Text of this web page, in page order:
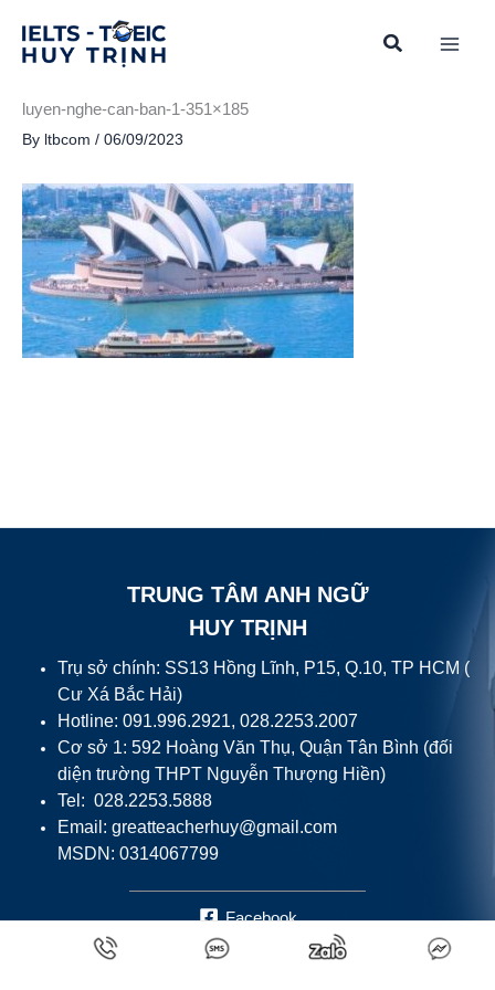
content
luyen-nghe-can-ban-1-351×185
By ltbcom / 06/09/2023
TRUNG TÂM ANH NGỮ
HUY TRỊNH
Trụ sở chính: SS13 Hồng Lĩnh, P15, Q.10, TP HCM (
Cư Xá Bắc Hải)
Hotline: 091.996.2921, 028.2253.2007
Cơ sở 1: 592 Hoàng Văn Thụ, Quận Tân Bình (đối
diện trường THPT Nguyễn Thượng Hiền)
Tel: 028.2253.5888
Email: greatteacherhuy@gmail.com
MSDN: 0314067799
Facebook